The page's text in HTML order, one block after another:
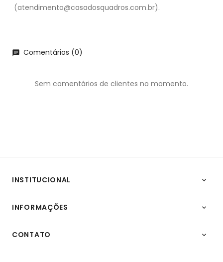
(atendimento@casadosquadros.com.br).
chat Comentários (0)
Sem comentários de clientes no momento.
INSTITUCIONAL 
INFORMAÇÕES 
CONTATO 